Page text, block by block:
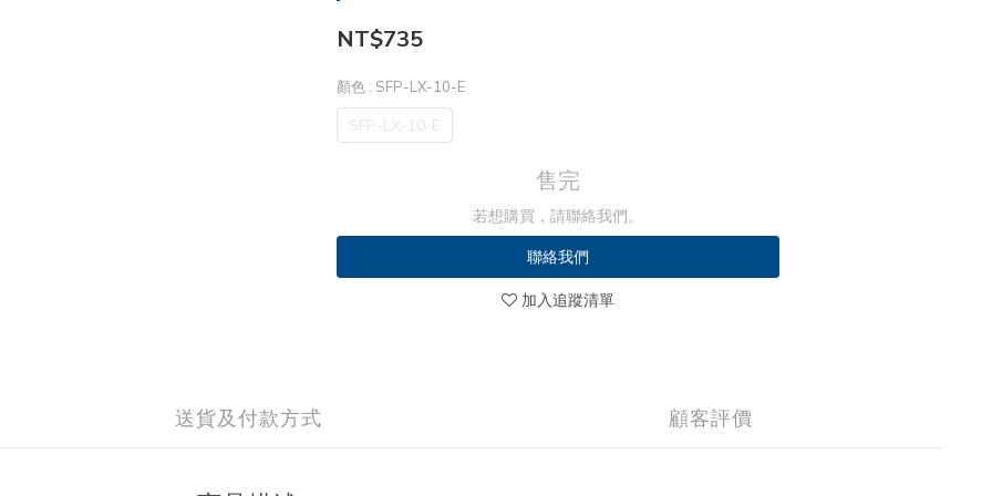
NT$735
顏色 : SFP-LX-10-E
SFP-LX-10-E
售完
若想購買，請聯絡我們。
聯絡我們
加入追蹤清單
送貨及付款方式 顧客評價